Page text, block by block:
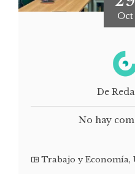
Oct
De
No hay
Trabajo y Economía,